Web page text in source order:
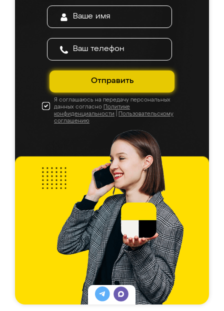
Отправить
Я соглашаюсь на передачу персональных
данных согласно Политике
конфиденциальности
Пользовательскому
соглашению